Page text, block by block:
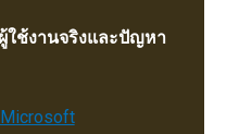
ใช้งานจริงและปัญหา